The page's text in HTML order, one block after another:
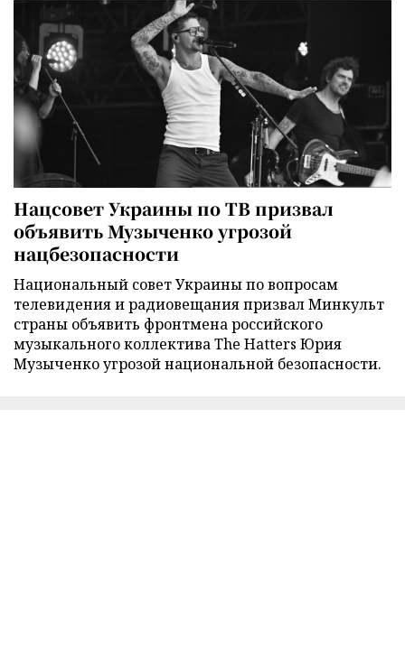
Нацсовет Украины по ТВ призвал
объявить Музыченко угрозой
нацбезопасности
Национальный совет Украины по вопросам
телевидения и радиовещания призвал Минкульт
страны объявить фронтмена российского
музыкального коллектива The Hatters Юрия
Музыченко угрозой национальной безопасности.